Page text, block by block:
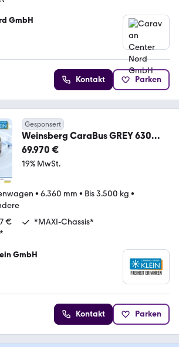
GmbH
Kontakt Parken
Gesponsert
Weinsberg CaraBus GREY 630
MEG EDITION [FIRE] *Bike-Pack*A
69.970 €
19% MwSt.
• 6.360 mm • Bis 3.500 kg •
€
*MAXI-Chassis*
GmbH
Kontakt Parken